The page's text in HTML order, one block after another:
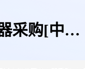
采购[中标